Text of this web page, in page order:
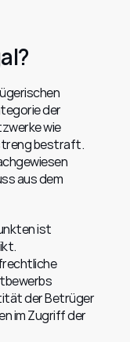
der
wie
bestraft.
aus dem
ist
der Betrüger
im Zugriff der